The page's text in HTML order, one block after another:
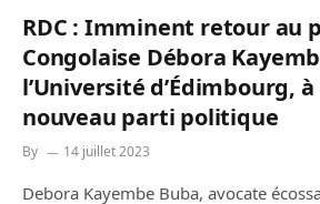
RDC : Imminent retour au
Congolaise Débora
l’Université d’Édimbourg,
nouveau parti politique
By 14 juillet 2023
Debora Kayembe Buba, avocate